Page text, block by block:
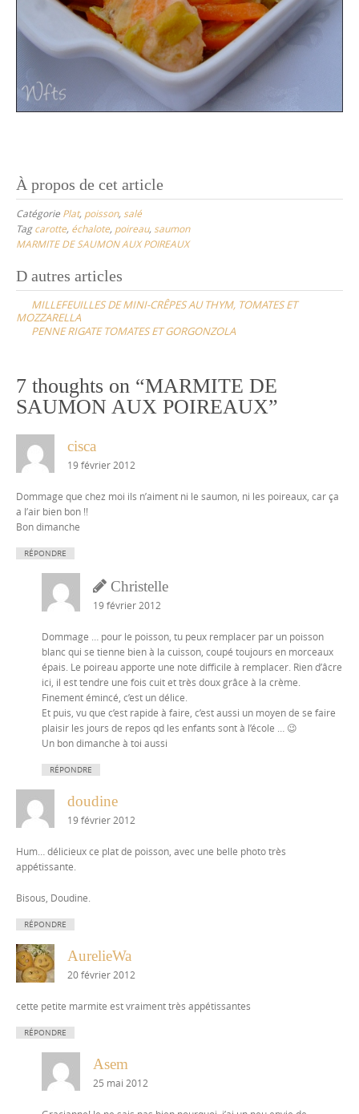
À propos de cet article
Catégorie Plat, poisson, salé
Tagcarotte, échalote, poireau, saumon
MARMITE DE SAUMON AUX POIREAUX
Post
navigation
D autres articles
MILLEFEUILLES DE MINI-CRÊPES AU THYM, TOMATES ET
MOZZARELLA
PENNE RIGATE TOMATES ET GORGONZOLA
7 thoughts on “MARMITE DE
SAUMON AUX POIREAUX”
cisca
19 février 2012
Dommage que chez moi ils n’aiment ni le saumon, ni les poireaux, car ça
a l’air bien bon !!
Bon dimanche
RÉPONDRE
Christelle
19 février 2012
Dommage … pour le poisson, tu peux remplacer par un poisson
blanc qui se tienne bien à la cuisson, coupé toujours en morceaux
épais. Le poireau apporte une note difficile à remplacer. Rien d’âcre
ici, il est tendre une fois cuit et très doux grâce à la crème.
Finement émincé, c’est un délice.
Et puis, vu que c’est rapide à faire, c’est aussi un moyen de se faire
plaisir les jours de repos qd les enfants sont à l’école … 😉
Un bon dimanche à toi aussi
RÉPONDRE
doudine
19 février 2012
Hum… délicieux ce plat de poisson, avec une belle photo très
appétissante.
Bisous, Doudine.
RÉPONDRE
AurelieWa
20 février 2012
cette petite marmite est vraiment très appétissantes
RÉPONDRE
Asem
25 mai 2012